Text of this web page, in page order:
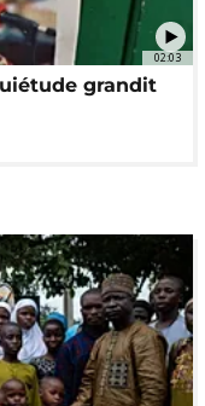
02:03
grandit